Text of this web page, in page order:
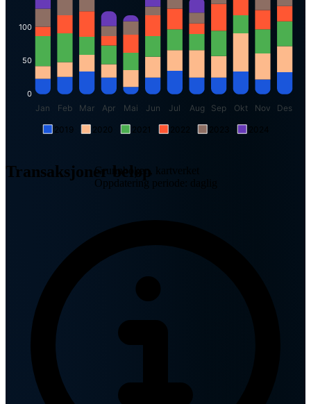
2019 2020 2021
100
50
0
Jan Feb Mar Apr Mai Jun Jul Aug Sep Okt Nov Des
Transaksjoner beløp
Grunnboken, kartverket
Oppdatering periode: daglig